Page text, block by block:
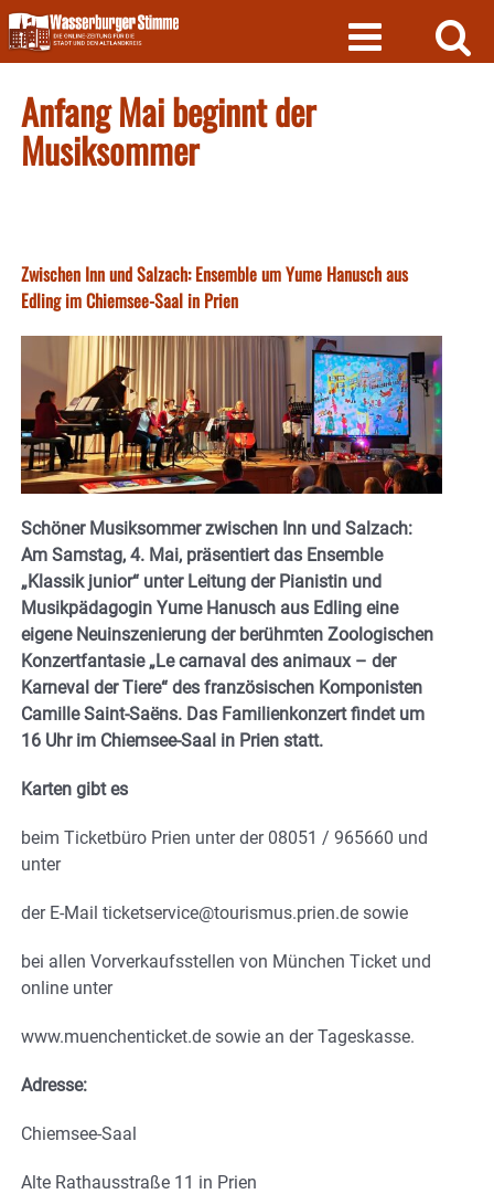
Skip
to
content
Anfang Mai beginnt der
Musiksommer
Zwischen Inn und Salzach: Ensemble um Yume Hanusch aus
Edling im Chiemsee-Saal in Prien
Schöner Musiksommer zwischen Inn und Salzach:
Am Samstag, 4. Mai, präsentiert das Ensemble
„Klassik junior“ unter Leitung der Pianistin und
Musikpädagogin Yume Hanusch aus Edling eine
eigene Neuinszenierung der berühmten Zoologischen
Konzertfantasie „Le carnaval des animaux – der
Karneval der Tiere“ des französischen Komponisten
Camille Saint-Saëns. Das Familienkonzert findet um
16 Uhr im Chiemsee-Saal in Prien statt.
Karten gibt es
beim Ticketbüro Prien unter der 08051 / 965660 und
unter
der E-Mail ticketservice@tourismus.prien.de sowie
bei allen Vorverkaufsstellen von München Ticket und
online unter
www.muenchenticket.de sowie an der Tageskasse.
Adresse:
Chiemsee-Saal
Alte Rathausstraße 11 in Prien